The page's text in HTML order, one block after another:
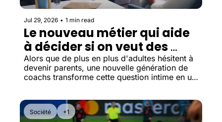
Jul 29, 2026 • 1 min read
Le nouveau métier qui aide
à décider si on veut des
enfants
Alors que de plus en plus d'adultes hésitent à
devenir parents, une nouvelle génération de
coachs transforme cette question intime en un
Société +1